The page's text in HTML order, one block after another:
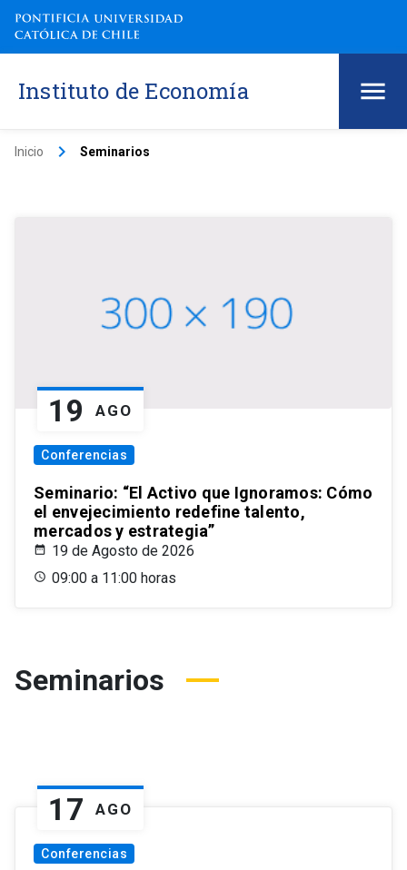
Instituto de Economía
Inicio keyboard_arrow_right Seminarios
19 AGO
Conferencias
Seminario: “El Activo que Ignoramos: Cómo
el envejecimiento redefine talento,
mercados y estrategia”
19 de Agosto de 2026
09:00 a 11:00 horas
Seminarios
17 AGO
Conferencias